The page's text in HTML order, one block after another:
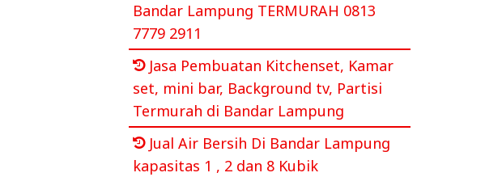
Bandar Lampung TERMURAH 0813
7779 2911
Jasa Pembuatan Kitchenset, Kamar
set, mini bar, Background tv, Partisi
Termurah di Bandar Lampung
Jual Air Bersih Di Bandar Lampung
kapasitas 1 , 2 dan 8 Kubik